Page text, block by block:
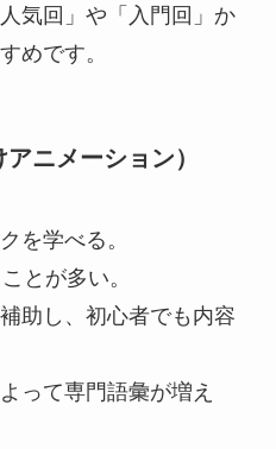
気回」や「入門回」か
めです。
ニメーション）
を学べる。
とが多い。
助し、初心者でも内容
って専門語彙が増え